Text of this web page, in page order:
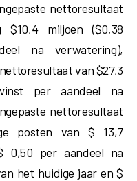
nettoresultaat
miljoen ($0,38
na verwatering),
van $27,3
per aandeel na
nettoresultaat
posten van $ 13,7
0,50 per aandeel na
het huidige jaar en $